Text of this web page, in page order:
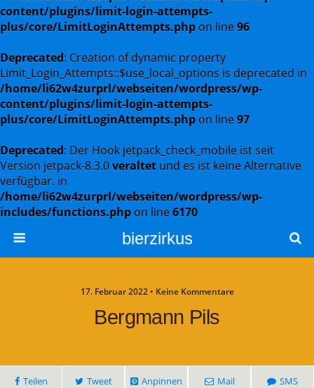
content/plugins/limit-login-attempts-
plus/core/LimitLoginAttempts.php on line96
Deprecated: Creation of dynamic property
Limit_Login_Attempts::$use_local_options is deprecated in
/home/li62w4zurprl/webseiten/wordpress/wp-
content/plugins/limit-login-attempts-
plus/core/LimitLoginAttempts.php on line97
Deprecated: Der Hook jetpack_check_mobile ist seit
Version jetpack-8.3.0veraltet und es ist keine Alternative
verfügbar. in
/home/li62w4zurprl/webseiten/wordpress/wp-
includes/functions.php on line6170
bierzirkus
17. Februar 2022 • Keine Kommentare
Bergmann Pils
Teilen Tweet Anpinnen Mail SMS